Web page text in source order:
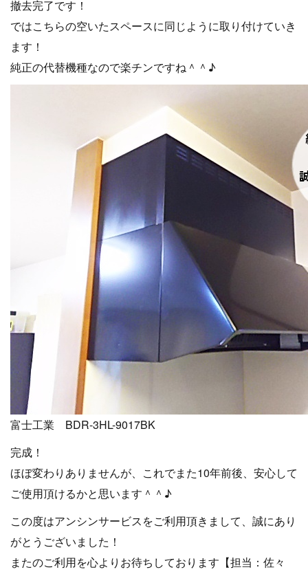
撤去完了です！
ではこちらの空いたスペースに同じように取り付けていき
ます！
純正の代替機種なので楽チンですね＾＾♪
富士工業 BDR-3HL-9017BK
完成！
ほぼ変わりありませんが、これでまた10年前後、安心して
ご使用頂けるかと思います＾＾♪
この度はアンシンサービスをご利用頂きまして、誠にあり
がとうございました！
またのご利用を心よりお待ちしております【担当：佐々